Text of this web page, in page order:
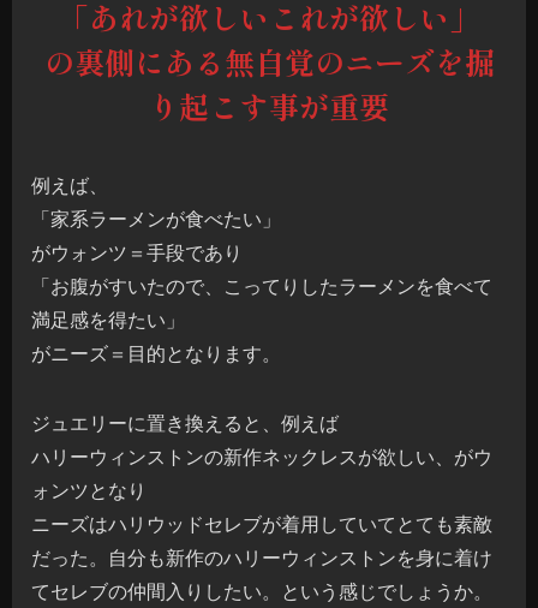
「あれが欲しいこれが欲しい」
の裏側にある無自覚のニーズを掘
り起こす事が重要
例えば、
「家系ラーメンが食べたい」
がウォンツ＝手段であり
「お腹がすいたので、こってりしたラーメンを食べて
満足感を得たい」
がニーズ＝目的となります。
ジュエリーに置き換えると、例えば
ハリーウィンストンの新作ネックレスが欲しい、がウ
ォンツとなり
ニーズはハリウッドセレブが着用していてとても素敵
だった。自分も新作のハリーウィンストンを身に着け
てセレブの仲間入りしたい。という感じでしょうか。